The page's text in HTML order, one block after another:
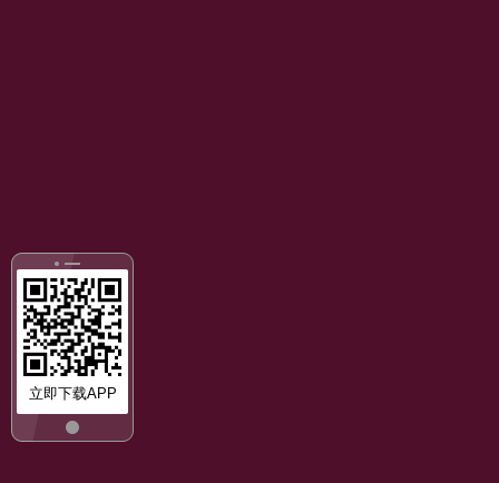
立即下载APP